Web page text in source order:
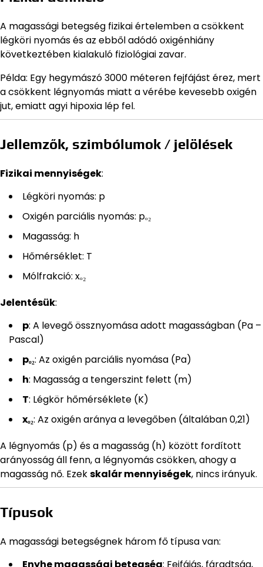
A magassági betegség fizikai értelemben a csökkent
légköri nyomás és az ebből adódó oxigénhiány
következtében kialakuló fiziológiai zavar.
Példa: Egy hegymászó 3000 méteren fejfájást érez, mert
a csökkent légnyomás miatt a vérébe kevesebb oxigén
jut, emiatt agyi hipoxia lép fel.
Jellemzők, szimbólumok / jelölések
Fizikai mennyiségek:
Légköri nyomás: p
Oxigén parciális nyomás: pₒ₂
Magasság: h
Hőmérséklet: T
Mólfrakció: xₒ₂
Jelentésük:
p: A levegő össznyomása adott magasságban (Pa –
Pascal)
pₒ₂: Az oxigén parciális nyomása (Pa)
h: Magasság a tengerszint felett (m)
T: Légkör hőmérséklete (K)
xₒ₂: Az oxigén aránya a levegőben (általában 0,21)
A légnyomás (p) és a magasság (h) között fordított
arányosság áll fenn, a légnyomás csökken, ahogy a
magasság nő. Ezekskalár mennyiségek, nincs irányuk.
Típusok
A magassági betegségnek három fő típusa van: